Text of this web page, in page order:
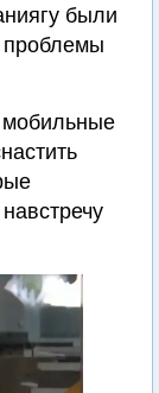
были
проблемы